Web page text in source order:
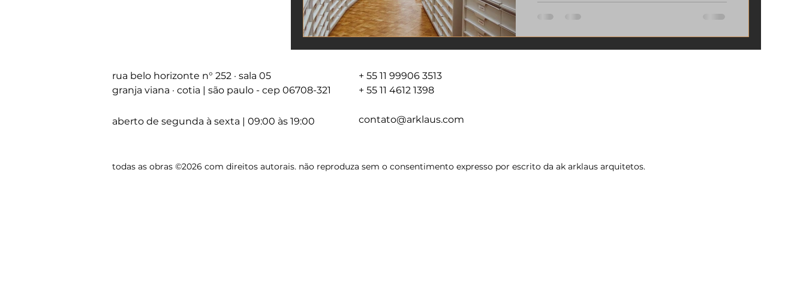
e Evitar Multas em SP
Paulo é um processo essencial para
rua belo horizonte n° 252 · sala 05
granja viana · cotia | são paulo - cep 06708-321
+ 55 11 99906 3513
+ 55 11 4612 1398
aberto de segunda à sexta | 09:00 às 19:00 contato@arklaus.com
todas as obras ©2026 com direitos autorais. não reproduza sem o consentimento expresso por escrito da ak arklaus arquitetos.